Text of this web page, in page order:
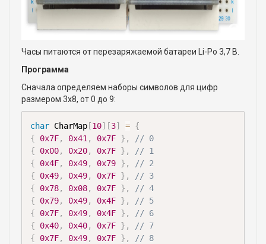
Часы питаются от перезаряжаемой батареи Li-Po 3,7 В.
Программа
Сначала определяем наборы символов для цифр
размером 3x8, от 0 до 9:
char CharMap [10] [3] = {
{
0x7F, 0x41, 0x7F } ,
// 0
{
0x00, 0x20, 0x7F } ,
// 1
{
0x4F, 0x49, 0x79 } ,
// 2
{
0x49, 0x49, 0x7F } ,
// 3
{
0x78, 0x08, 0x7F } ,
// 4
{
0x79, 0x49, 0x4F } ,
// 5
{
0x7F, 0x49, 0x4F } ,
// 6
{
0x40, 0x40, 0x7F } ,
// 7
{
0x7F, 0x49, 0x7F } ,
// 8